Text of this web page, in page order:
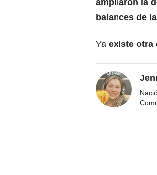
ampliaron la
balances de
Ya existe otra